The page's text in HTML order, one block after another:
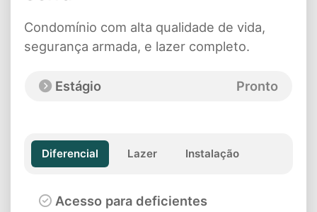
Condomínio com alta qualidade de vida,
segurança armada, e lazer completo.
Estágio Pronto
Diferencial Lazer Instalação
Acesso para deficientes